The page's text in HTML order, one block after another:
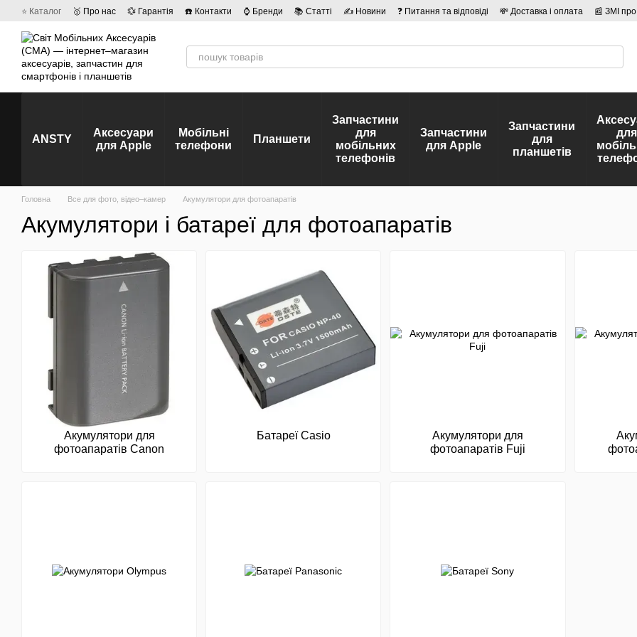
Перейти до основного контенту
⭐ Каталог 🥇 Про нас 💱 Гарантія ☎️ Контакти ⌚ Бренди 📚 Статті ✍ Новини ❓ Питання та відповіді 💸 Доставка і оплата
📰 ЗМІ
ANSTY
Аксесуари
для Apple
Мобільні
телефони
Планшети
Запчастини
для
мобільних
телефонів
Запчастини
для Apple
Запчастини
для
планшетів
для
Головна Все для фото, відео–камер Акумулятори для фотоапаратів
Акумулятори і батареї для фотоапаратів
Акумулятори для
фотоапаратів Canon
Батареї Casio
Акумулятори для
фотоапаратів Fuji